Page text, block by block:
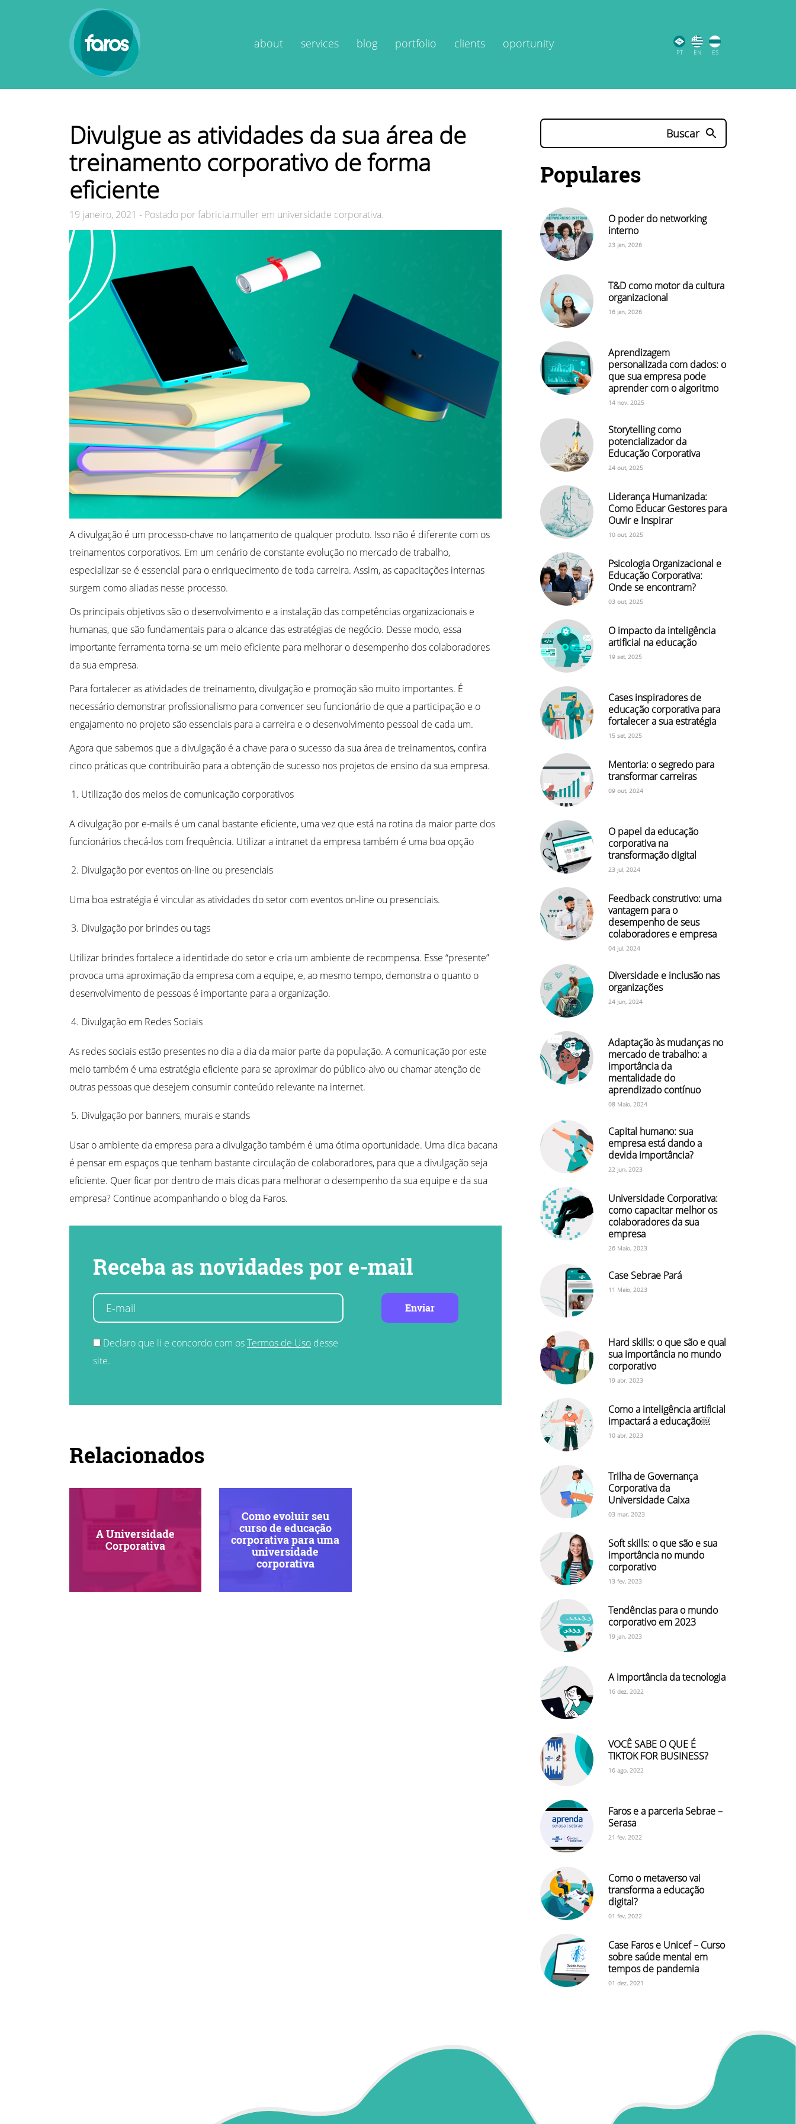
about services blog portfolio clients oportunity
PT EN ES
Divulgue as atividades da sua área de
treinamento corporativo de forma
eficiente
19 janeiro, 2021 - Postado porfabricia.muller em universidade corporativa.
A divulgação é um processo-chave no lançamento de qualquer produto. Isso não é diferente com os
treinamentos corporativos. Em um cenário de constante evolução no mercado de trabalho,
especializar-se é essencial para o enriquecimento de toda carreira. Assim, as capacitações internas
surgem como aliadas nesse processo.
Os principais objetivos são o desenvolvimento e a instalação das competências organizacionais e
humanas, que são fundamentais para o alcance das estratégias de negócio. Desse modo, essa
importante ferramenta torna-se um meio eficiente para melhorar o desempenho dos colaboradores
da sua empresa.
Para fortalecer as atividades de treinamento, divulgação e promoção são muito importantes. É
necessário demonstrar profissionalismo para convencer seu funcionário de que a participação e o
engajamento no projeto são essenciais para a carreira e o desenvolvimento pessoal de cada um.
Agora que sabemos que a divulgação é a chave para o sucesso da sua área de treinamentos, confira
cinco práticas que contribuirão para a obtenção de sucesso nos projetos de ensino da sua empresa.
Utilização dos meios de comunicação corporativos
A divulgação por e-mails é um canal bastante eficiente, uma vez que está na rotina da maior parte dos
funcionários checá-los com frequência. Utilizar a intranet da empresa também é uma boa opção
Divulgação por eventos on-line ou presenciais
Uma boa estratégia é vincular as atividades do setor com eventos on-line ou presenciais.
Divulgação por brindes ou tags
Utilizar brindes fortalece a identidade do setor e cria um ambiente de recompensa. Esse “presente”
provoca uma aproximação da empresa com a equipe, e, ao mesmo tempo, demonstra o quanto o
desenvolvimento de pessoas é importante para a organização.
Divulgação em Redes Sociais
As redes sociais estão presentes no dia a dia da maior parte da população. A comunicação por este
meio também é uma estratégia eficiente para se aproximar do público-alvo ou chamar atenção de
outras pessoas que desejem consumir conteúdo relevante na internet.
Divulgação por banners, murais e stands
Usar o ambiente da empresa para a divulgação também é uma ótima oportunidade. Uma dica bacana
é pensar em espaços que tenham bastante circulação de colaboradores, para que a divulgação seja
eficiente. Quer ficar por dentro de mais dicas para melhorar o desempenho da sua equipe e da sua
empresa? Continue acompanhando o blog da Faros.
Receba as novidades por e-mail
Enviar
Declaro que li e concordo com osTermos de Uso desse
site.
Relacionados
A Universidade
Corporativa
Como evoluir seu
curso de educação
corporativa para uma
universidade
corporativa
Buscar
Populares
O poder do networking
interno
23 jan, 2026
T&D como motor da cultura
organizacional
16 jan, 2026
Aprendizagem
personalizada com dados: o
que sua empresa pode
aprender com o algoritmo
14 nov, 2025
Storytelling como
potencializador da
Educação Corporativa
24 out, 2025
Liderança Humanizada:
Como Educar Gestores para
Ouvir e Inspirar
10 out, 2025
Psicologia Organizacional e
Educação Corporativa:
Onde se encontram?
03 out, 2025
O impacto da inteligência
artificial na educação
19 set, 2025
Cases inspiradores de
educação corporativa para
fortalecer a sua estratégia
15 set, 2025
Mentoria: o segredo para
transformar carreiras
09 out, 2024
O papel da educação
corporativa na
transformação digital
23 jul, 2024
Feedback construtivo: uma
vantagem para o
desempenho de seus
colaboradores e empresa
04 jul, 2024
Diversidade e inclusão nas
organizações
24 jun, 2024
Adaptação às mudanças no
mercado de trabalho: a
importância da
mentalidade do
aprendizado contínuo
08 Maio, 2024
Capital humano: sua
empresa está dando a
devida importância?
22 jun, 2023
Universidade Corporativa:
como capacitar melhor os
colaboradores da sua
empresa
26 Maio, 2023
Case Sebrae Pará
11 Maio, 2023
Hard skills: o que são e qual
sua importância no mundo
corporativo
19 abr, 2023
Como a inteligência artificial
impactará a educação￼
10 abr, 2023
Trilha de Governança
Corporativa da
Universidade Caixa
03 mar, 2023
Soft skills: o que são e sua
importância no mundo
corporativo
13 fev, 2023
Tendências para o mundo
corporativo em 2023
19 jan, 2023
A importância da tecnologia
16 dez, 2022
VOCÊ SABE O QUE É
TIKTOK FOR BUSINESS?
16 ago, 2022
Faros e a parceria Sebrae –
Serasa
21 fev, 2022
Como o metaverso vai
transforma a educação
digital?
01 fev, 2022
Case Faros e Unicef – Curso
sobre saúde mental em
tempos de pandemia
01 dez, 2021